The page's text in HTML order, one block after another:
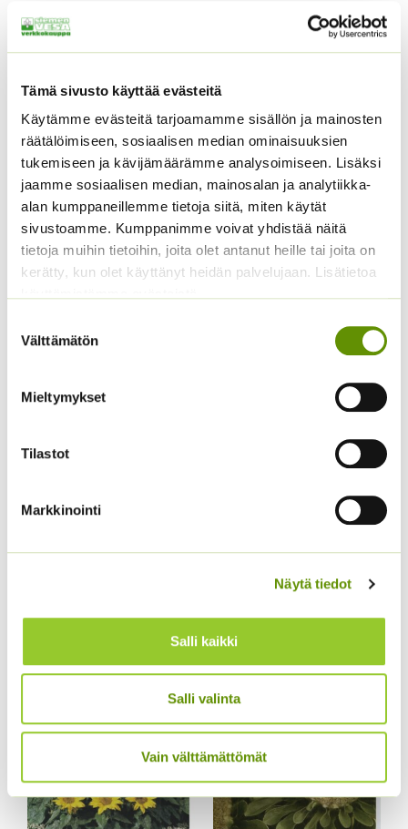
Tämä sivusto käyttää evästeitä
Käytämme evästeitä tarjoamamme sisällön ja mainosten
räätälöimiseen, sosiaalisen median ominaisuuksien
tukemiseen ja kävijämäärämme analysoimiseen. Lisäksi
jaamme sosiaalisen median, mainosalan ja analytiikka-
alan kumppaneillemme tietoja siitä, miten käytät
sivustoamme. Kumppanimme voivat yhdistää näitä
tietoja muihin tietoihin, joita olet antanut heille tai joita on
kerätty, kun olet käyttänyt heidän palvelujaan. Lisätietoa
valinta
Välttämätön
Mieltymykset
Tilastot
Markkinointi
Näytä tiedot
Salli kaikki
Salli valinta
Vain välttämättömät
Annoksessa noin 180-200 siementä (0,4 grammaa).
Suuret, kirkkaanväriset kukat.
Tutustu myös
Kaliforniantuliunikko
Sperli Dalli
Punakosmoskukka
Sperli’s Mix Dreams
Presto sekoitus
Sisältää arvonlisäveron
Tuoksuherne Little
Sweetheart (an)
2,80